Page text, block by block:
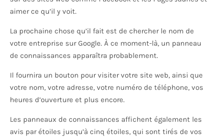
aimer ce qu’il y voit.
La prochaine chose qu’il fait est de chercher le nom de
votre entreprise sur Google. À ce moment-là, un panneau
de connaissances apparaîtra probablement.
Il fournira un bouton pour visiter votre site web, ainsi que
votre nom, votre adresse, votre numéro de téléphone, vos
heures d’ouverture et plus encore.
Les panneaux de connaissances affichent également les
avis par étoiles jusqu’à cinq étoiles, qui sont tirés de vos